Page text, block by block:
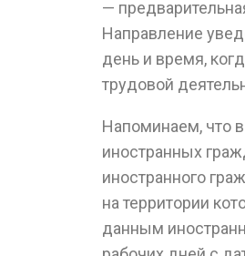
—
Направление
день и время,
трудовой
Напоминаем, что
иностранных
иностранного
на территории
данным